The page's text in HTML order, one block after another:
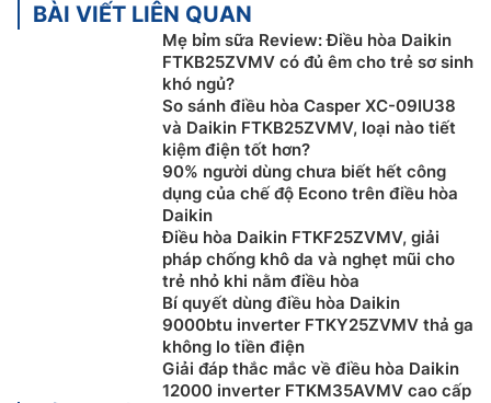
BÀI VIẾT LIÊN QUAN
Mẹ bỉm sữa Review: Điều hòa Daikin
FTKB25ZVMV có đủ êm cho trẻ sơ sinh
khó ngủ?
So sánh điều hòa Casper XC-09IU38
và Daikin FTKB25ZVMV, loại nào tiết
kiệm điện tốt hơn?
90% người dùng chưa biết hết công
dụng của chế độ Econo trên điều hòa
Daikin
Điều hòa Daikin FTKF25ZVMV, giải
pháp chống khô da và nghẹt mũi cho
trẻ nhỏ khi nằm điều hòa
Bí quyết dùng điều hòa Daikin
9000btu inverter FTKY25ZVMV thả ga
không lo tiền điện
Giải đáp thắc mắc về điều hòa Daikin
12000 inverter FTKM35AVMV cao cấp